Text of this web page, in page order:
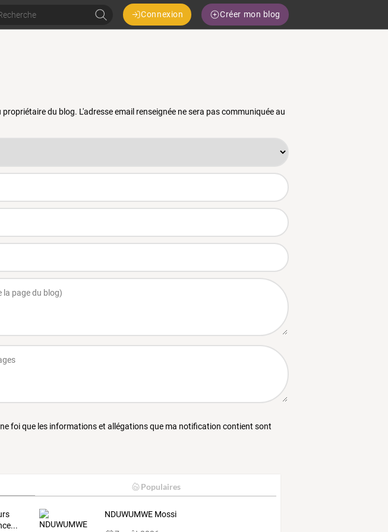
Connexion Créer mon blog
du blog. L'adresse email renseignée ne sera pas communiquée au
foi que les informations et allégations que ma notification contient sont
Populaires
NDUWUMWE Mossi